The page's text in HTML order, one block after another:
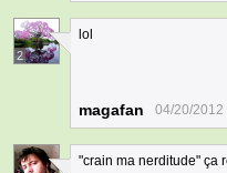
2
lol
magafan 04/20/2012
"crain ma nerditude" ça